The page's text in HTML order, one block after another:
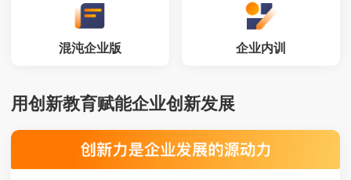
混沌企业版 企业内训
用创新教育赋能企业创新发展